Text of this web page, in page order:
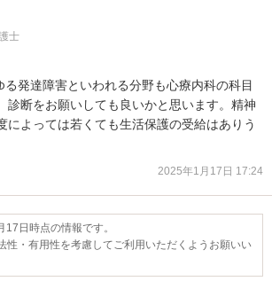
士
る発達障害といわれる分野も心療内科の科目
診断をお願いしても良いかと思います。精神
によっては若くても生活保護の受給はありう
2025年1月17日 17:24
日時点の情報です。
性・有用性を考慮してご利用いただくようお願いい